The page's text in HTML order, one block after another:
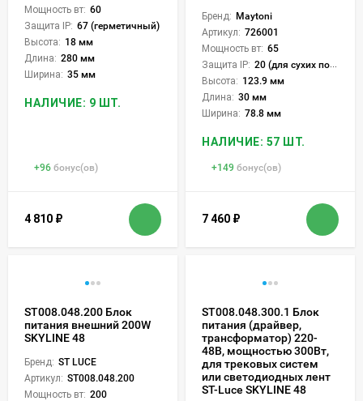
Мощность вт: 60
Защита IP: 67 (герметичный)
Высота: 18 мм
Длина: 280 мм
Ширина: 35 мм
НАЛИЧИЕ: 9 ШТ.
+96 бонус(ов)
4 810 ₽
Бренд: Maytoni
Артикул: 726001
Мощность вт: 65
Защита IP: 20 (для сухих пом.)
Высота: 123.9 мм
Длина: 30 мм
Ширина: 78.8 мм
НАЛИЧИЕ: 57 ШТ.
+149 бонус(ов)
7 460 ₽
ST008.048.200 Блок
питания внешний 200W
SKYLINE 48
Бренд: ST LUCE
Артикул: ST008.048.200
Мощность вт: 200
ST008.048.300.1 Блок
питания (драйвер,
трансформатор) 220-
48В, мощностью 300Вт,
для трековых систем
или светодиодных лент
ST-Luce SKYLINE 48